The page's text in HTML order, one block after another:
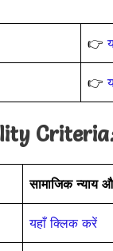
👉
👉
Criteria
सामाजिक न्याय
यहाँ क्लिक करें